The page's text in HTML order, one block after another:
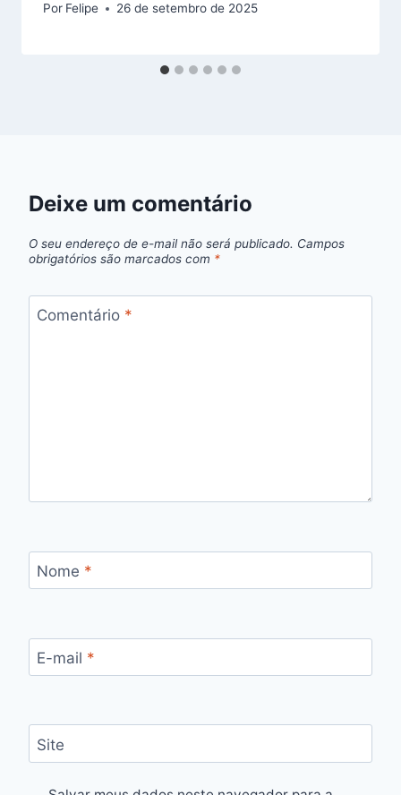
Por Felipe 26 de setembro de 2025
Deixe um comentário
O seu endereço de e-mail não será publicado. Campos
obrigatórios são marcados com *
Comentário *
Nome *
E-mail *
Site